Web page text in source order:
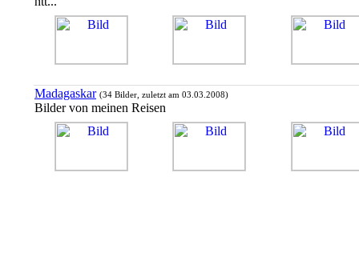
Madagaskar (34 Bilder, zuletzt am 03.03.2008)
Bilder von meinen Reisen